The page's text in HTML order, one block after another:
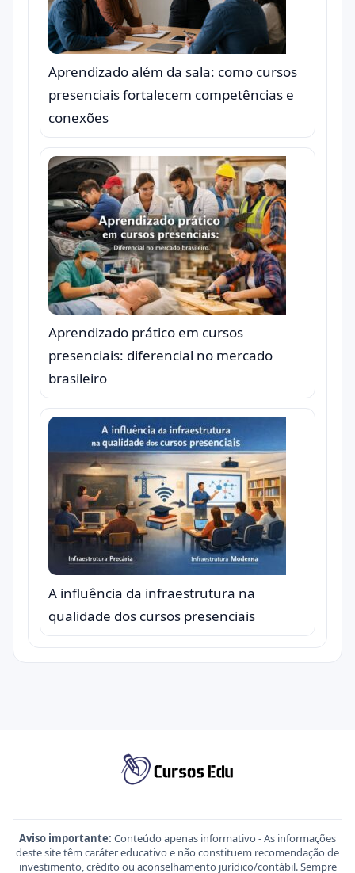
Aprendizado além da sala: como cursos
presenciais fortalecem competências e
conexões
Aprendizado prático em cursos
presenciais: diferencial no mercado
brasileiro
A influência da infraestrutura na
qualidade dos cursos presenciais
Aviso importante: Conteúdo apenas informativo - As informações
deste site têm caráter educativo e não constituem recomendação de
investimento, crédito ou aconselhamento jurídico/contábil. Sempre